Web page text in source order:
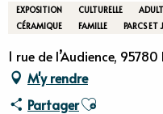
EXPOSITION CULTURELLE
CÉRAMIQUE
FAMILLE PARCS ET
1 rue de l’Audience,
M'y rendre
PartagerAjouter aux